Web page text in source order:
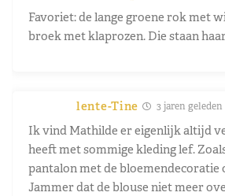
Favoriet: de lange groene rok met
broek met klaprozen. Die staan
lente-Tine 3 jaren geleden
Ik vind Mathilde er eigenlijk altijd
heeft met sommige kleding lef.
pantalon met de bloemendecoratie
Jammer dat de blouse niet meer